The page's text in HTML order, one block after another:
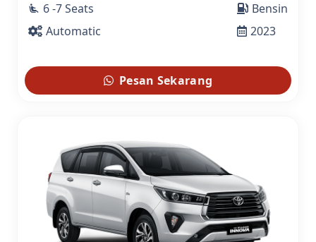
airline_seat_recline_extra 6 -7 Seats
Automatic
Bensin
2023
Pesan Sekarang